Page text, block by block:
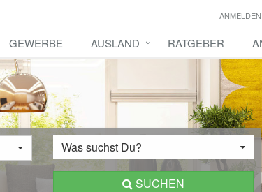
ANMELDEN
GEWERBE AUSLAND RATGEBER
Was suchst Du?
SUCHEN